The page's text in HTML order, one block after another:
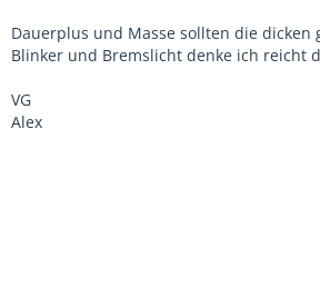
Dauerplus und Masse sollten die dicken
Blinker und Bremslicht denke ich reicht
VG
Alex